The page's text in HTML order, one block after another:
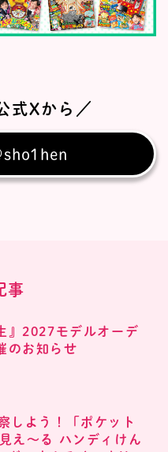
式Xから／
事
』2027モデルオーデ
のお知らせ
しよう！「ポケット
え〜る ハンディけん